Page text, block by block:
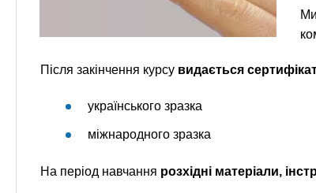
oПісля закінчення курсу видається
українського зразка
міжнародного зразка
На період навчання розхідні матеріали,